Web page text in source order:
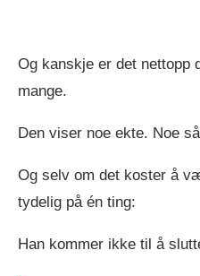
Og kanskje er det nettopp
mange.
Den viser noe ekte. Noe
Og selv om det koster å
tydelig på én ting:
Han kommer ikke til å